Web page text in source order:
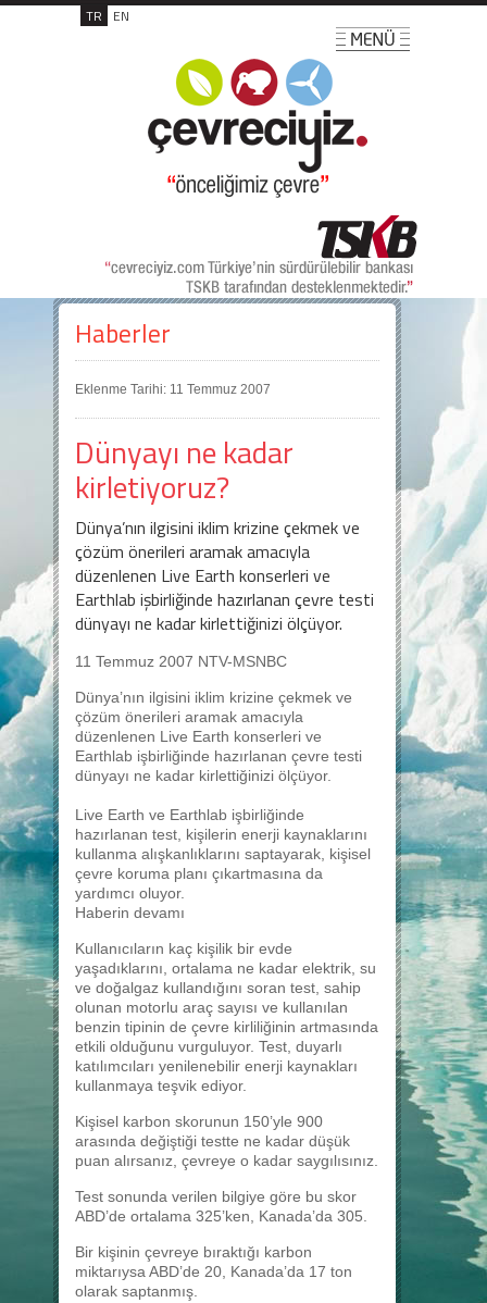
TR EN
Haberler
Eklenme Tarihi: 11 Temmuz 2007
Dünyayı ne kadar
kirletiyoruz?
Dünya’nın ilgisini iklim krizine çekmek ve
çözüm önerileri aramak amacıyla
düzenlenen Live Earth konserleri ve
Earthlab işbirliğinde hazırlanan çevre testi
dünyayı ne kadar kirlettiğinizi ölçüyor.
11 Temmuz 2007 NTV-MSNBC
Dünya’nın ilgisini iklim krizine çekmek ve
çözüm önerileri aramak amacıyla
düzenlenen Live Earth konserleri ve
Earthlab işbirliğinde hazırlanan çevre testi
dünyayı ne kadar kirlettiğinizi ölçüyor.
Live Earth ve Earthlab işbirliğinde
hazırlanan test, kişilerin enerji kaynaklarını
kullanma alışkanlıklarını saptayarak, kişisel
çevre koruma planı çıkartmasına da
yardımcı oluyor.
Haberin devamı
Kullanıcıların kaç kişilik bir evde
yaşadıklarını, ortalama ne kadar elektrik, su
ve doğalgaz kullandığını soran test, sahip
olunan motorlu araç sayısı ve kullanılan
benzin tipinin de çevre kirliliğinin artmasında
etkili olduğunu vurguluyor. Test, duyarlı
katılımcıları yenilenebilir enerji kaynakları
kullanmaya teşvik ediyor.
Kişisel karbon skorunun 150’yle 900
arasında değiştiği testte ne kadar düşük
puan alırsanız, çevreye o kadar saygılısınız.
Test sonunda verilen bilgiye göre bu skor
ABD’de ortalama 325’ken, Kanada’da 305.
Bir kişinin çevreye bıraktığı karbon
miktarıysa ABD’de 20, Kanada’da 17 ton
olarak saptanmış.